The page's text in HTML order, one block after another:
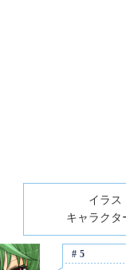
イラス
キャラクタ
#5